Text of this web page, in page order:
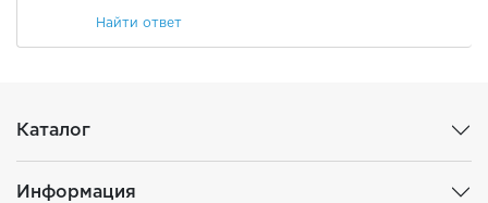
Найти ответ
Каталог
Информация